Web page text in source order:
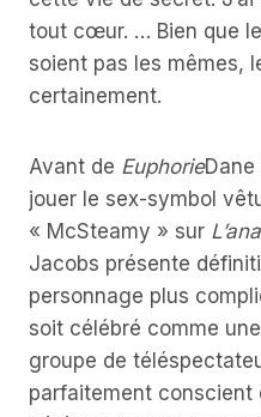
tout cœur. … Bien que
soient pas les mêmes,
certainement.
Avant de Euphorie
jouer le sex-symbol
« McSteamy » sur
Jacobs présente
personnage plus
soit célébré comme
groupe de
parfaitement conscient